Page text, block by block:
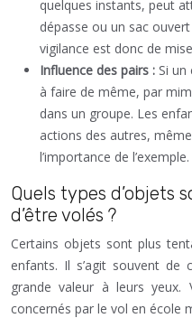
quelques instants, peut
dépasse ou un sac
vigilance est donc de
Influence des pairs : Si un
à faire de même, par
dans un groupe. Les
actions des autres,
l’importance de l’exemple.
Quels types d’objets
d’être volés ?
Certains objets sont plus
enfants. Il s’agit souvent de
grande valeur à leurs
concernés par le vol en école